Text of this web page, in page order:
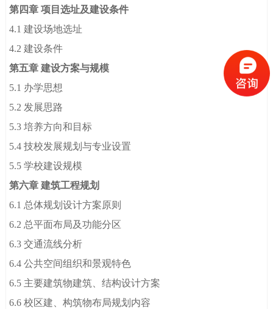
第四章 项目选址及建设条件
4.1 建设场地选址
4.2 建设条件
第五章 建设方案与规模
5.1 办学思想
5.2 发展思路
5.3 培养方向和目标
5.4 技校发展规划与专业设置
5.5 学校建设规模
第六章 建筑工程规划
6.1 总体规划设计方案原则
6.2 总平面布局及功能分区
6.3 交通流线分析
6.4 公共空间组织和景观特色
6.5 主要建筑物建筑、结构设计方案
6.6 校区建、构筑物布局规划内容